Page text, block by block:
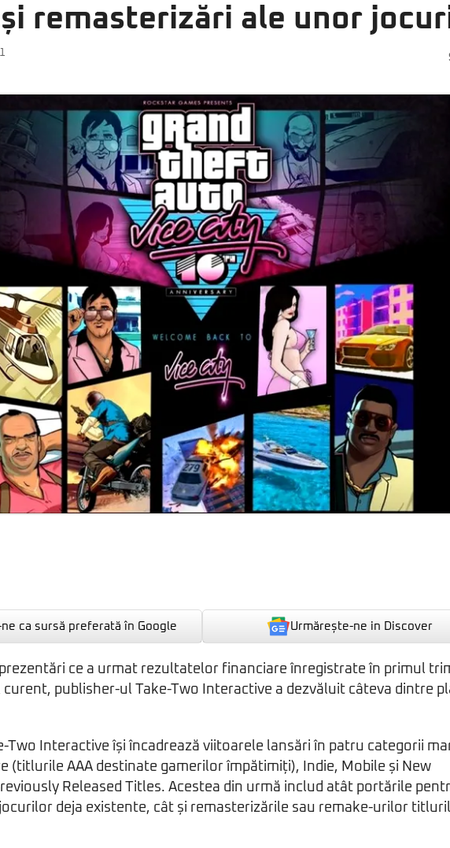
remasterizări ale unor
ne ca sursă preferată în Google Urmărește-ne in Discover
prezentări ce a urmat rezultatelor financiare înregistrate în primul
publisher-ul Take-Two Interactive a dezvăluit câteva dintre
Two Interactive își încadrează viitoarele lansări în patru categorii
(titlurile AAA destinate gamerilor împătimiți), Indie, Mobile și New
Released Titles. Acestea din urmă includ atât portările
deja existente, cât și remasterizările sau remake-urilor